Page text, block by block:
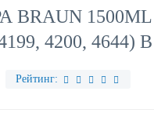
1500ML
4200, 4644)
Рейтинг: